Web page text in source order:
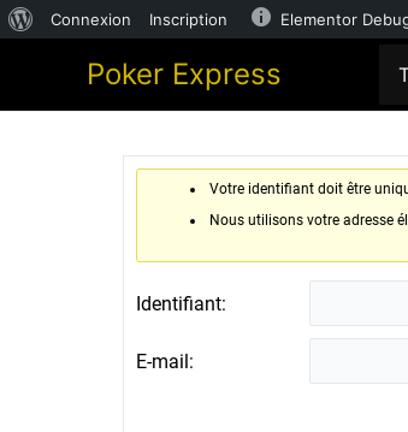
Connexion Inscription Elementor
contenu
Poker Express
Votre identifiant doit être
Nous utilisons votre adresse
Identifiant:
E-mail: